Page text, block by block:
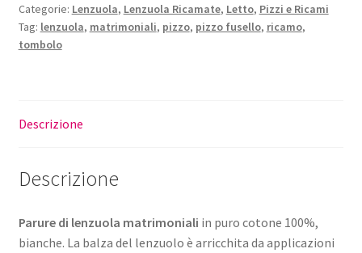
Categorie: Lenzuola, Lenzuola Ricamate, Letto, Pizzi e Ricami
Tag: lenzuola, matrimoniali, pizzo, pizzo fusello, ricamo,
tombolo
Descrizione
Descrizione
Parure di lenzuola matrimoniali in puro cotone 100%,
bianche. La balza del lenzuolo è arricchita da applicazioni